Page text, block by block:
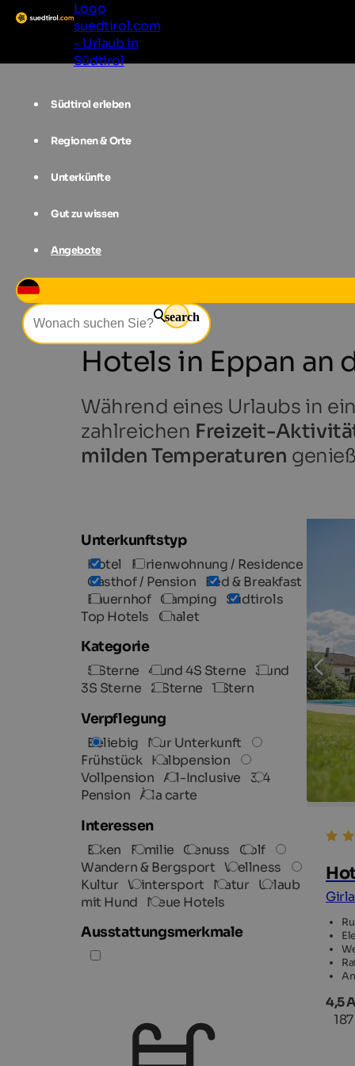
Logo
suedtirol.com
- Urlaub in
Südtirol
Südtirol erleben
Regionen & Orte
Unterkünfte
Gut zu wissen
Angebote
search
Hotels in Eppan an
Während eines Urlaubs in
zahlreichen Freizeit-
milden Temperaturen
Unterkunftstyp
Hotel
Ferienwohnung / Residence
Gasthof / Pension
Bed & Breakfast
Bauernhof Camping
Südtirols
Top Hotels
Chalet
Kategorie
5 Sterne 4 und 4S Sterne
3 und
3S Sterne
2 Sterne 1 Stern
Verpflegung
Beliebig
Nur Unterkunft
Frühstück Halbpension
Vollpension All-Inclusive
3/4
Pension À la carte
Interessen
Biken Familie Genuss
Golf
Wandern & Bergsport Wellness
Kultur Wintersport Natur
Urlaub
mit Hund
Neue Hotels
Ausstattungsmerkmale
4,5